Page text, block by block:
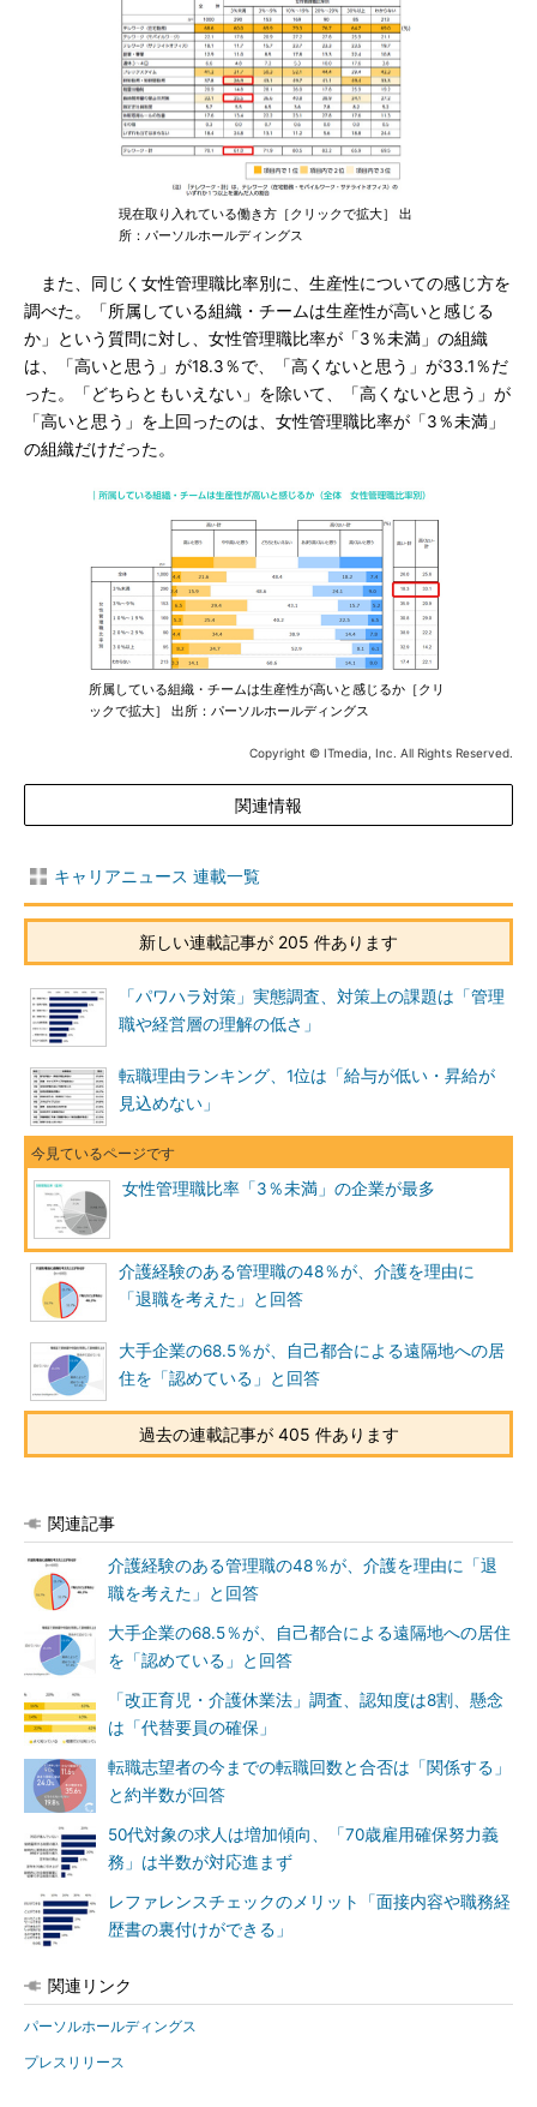
現在取り入れている働き方［クリックで拡大］ 出
所：パーソルホールディングス
また、同じく女性管理職比率別に、生産性についての感じ方を
調べた。「所属している組織・チームは生産性が高いと感じる
か」という質問に対し、女性管理職比率が「3％未満」の組織
は、「高いと思う」が18.3％で、「高くないと思う」が33.1％だ
った。「どちらともいえない」を除いて、「高くないと思う」が
「高いと思う」を上回ったのは、女性管理職比率が「3％未満」
の組織だけだった。
所属している組織・チームは生産性が高いと感じるか［クリ
ックで拡大］ 出所：パーソルホールディングス
Copyright © ITmedia, Inc. All Rights Reserved.
関連情報
キャリアニュース 連載一覧
新しい連載記事が 205 件あります
「パワハラ対策」実態調査、対策上の課題は「管理
職や経営層の理解の低さ」
転職理由ランキング、1位は「給与が低い・昇給が
見込めない」
女性管理職比率「3％未満」の企業が最多
介護経験のある管理職の48％が、介護を理由に
「退職を考えた」と回答
大手企業の68.5％が、自己都合による遠隔地への居
住を「認めている」と回答
過去の連載記事が 405 件あります
関連記事
介護経験のある管理職の48％が、介護を理由に「退
職を考えた」と回答
大手企業の68.5％が、自己都合による遠隔地への居住
を「認めている」と回答
「改正育児・介護休業法」調査、認知度は8割、懸念
は「代替要員の確保」
転職志望者の今までの転職回数と合否は「関係する」
と約半数が回答
50代対象の求人は増加傾向、「70歳雇用確保努力義
務」は半数が対応進まず
レファレンスチェックのメリット「面接内容や職務経
歴書の裏付けができる」
関連リンク
パーソルホールディングス
プレスリリース